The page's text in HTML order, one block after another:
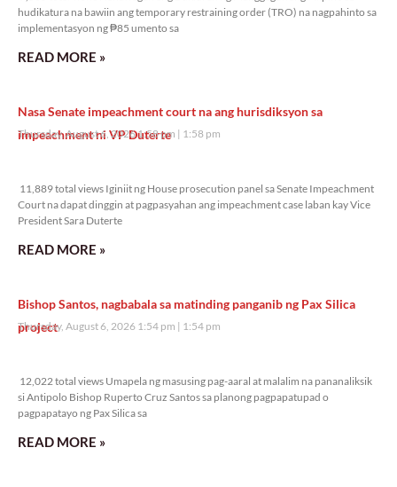
hudikatura na bawiin ang temporary restraining order (TRO) na nagpahinto sa
implementasyon ng ₱85 umento sa
READ MORE »
Nasa Senate impeachment court na ang hurisdiksyon sa
impeachment ni VP Duterte
Thursday, August 6, 2026 1:58 pm 1:58 pm
11,889 total views Iginiit ng House prosecution panel sa Senate Impeachment
Court na dapat dinggin at pagpasyahan ang impeachment case laban kay Vice
President Sara Duterte
READ MORE »
Bishop Santos, nagbabala sa matinding panganib ng Pax Silica
project
Thursday, August 6, 2026 1:54 pm 1:54 pm
12,022 total views Umapela ng masusing pag-aaral at malalim na pananaliksik
si Antipolo Bishop Ruperto Cruz Santos sa planong pagpapatupad o
pagpapatayo ng Pax Silica sa
READ MORE »